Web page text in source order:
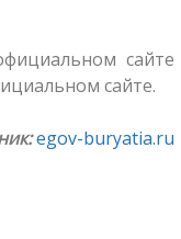
сайте
сайте.
egov-buryatia.ru